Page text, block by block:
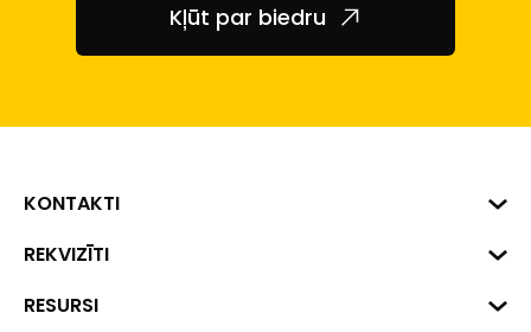
Kļūt par biedru
KONTAKTI
Biznesa centrs "VERDE" Roberta
1045
REKVIZĪTI
Reģ. Nr. 40008002175
RESURSI